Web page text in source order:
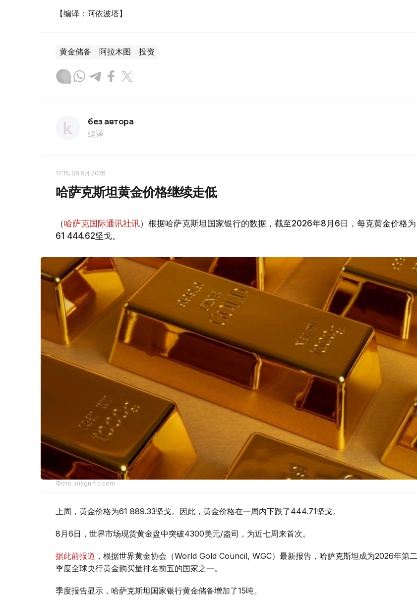
【编译：阿依波塔】
黄金储备 阿拉木图 投资
без автора
编译
17:15, 06 8月 2026
哈萨克斯坦黄金价格继续走低
（哈萨克国际通讯社讯）根据哈萨克斯坦国家银行的数据，截至2026年8月6日，每克黄金价格为
61 444.62坚戈。
Фото: magnific.com
上周，黄金价格为61 889.33坚戈。因此，黄金价格在一周内下跌了444.71坚戈。
8月6日，世界市场现货黄金盘中突破4300美元/盎司，为近七周来首次。
据此前报道 ，根据世界黄金协会（World Gold Council, WGC）最新报告，哈萨克斯坦成为2026年第二
季度全球央行黄金购买量排名前五的国家之一。
季度报告显示，哈萨克斯坦国家银行黄金储备增加了15吨。